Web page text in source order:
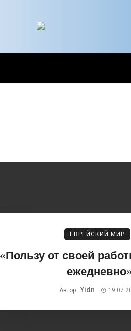
ЕВРЕЙСКИЙ МИР
«Пользу от своей
Автор: Yidn